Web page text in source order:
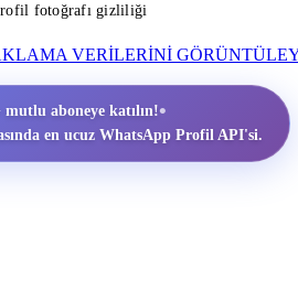
fotoğrafı gizliliği
VERILERINI
mutlu aboneye katılın!•
en ucuz WhatsApp Profil API'si.